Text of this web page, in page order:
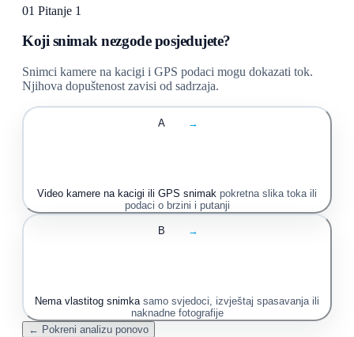
01 Pitanje 1
Koji snimak nezgode posjedujete?
Snimci kamere na kacigi i GPS podaci mogu dokazati tok.
Njihova dopuštenost zavisi od sadrzaja.
A →
Video kamere na kacigi ili GPS snimak pokretna slika toka ili
podaci o brzini i putanji
B →
Nema vlastitog snimka samo svjedoci, izvještaj spasavanja ili
naknadne fotografije
← Pokreni analizu ponovo